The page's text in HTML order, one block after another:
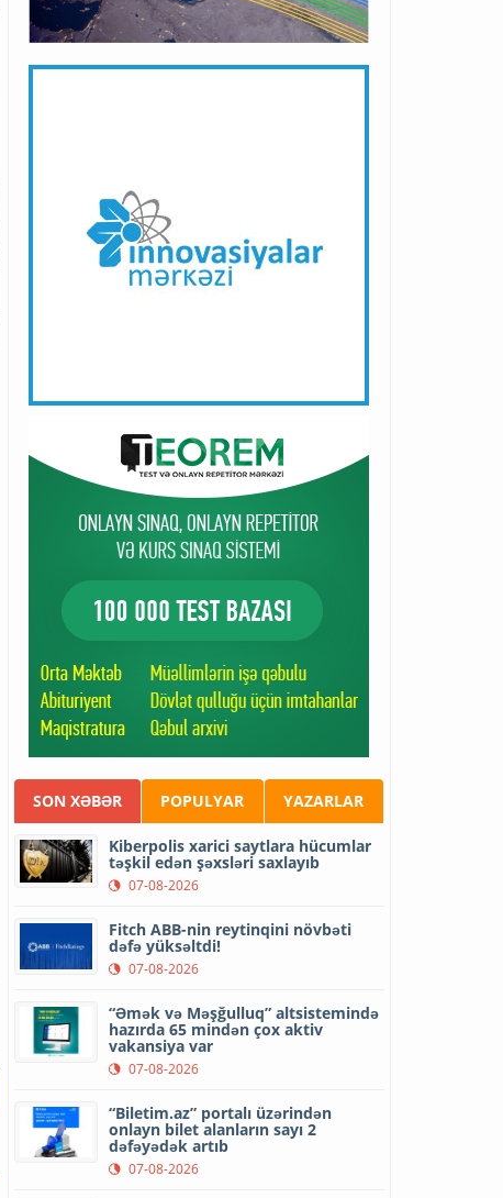
SON XƏBƏR POPULYAR YAZARLAR
Kiberpolis xarici saytlara hücumlar
təşkil edən şəxsləri saxlayıb
07-08-2026
Fitch ABB-nin reytinqini növbəti
dəfə yüksəltdi!
07-08-2026
“Əmək və Məşğulluq” altsistemində
hazırda 65 mindən çox aktiv
vakansiya var
07-08-2026
“Biletim.az” portalı üzərindən
onlayn bilet alanların sayı 2
dəfəyədək artıb
07-08-2026